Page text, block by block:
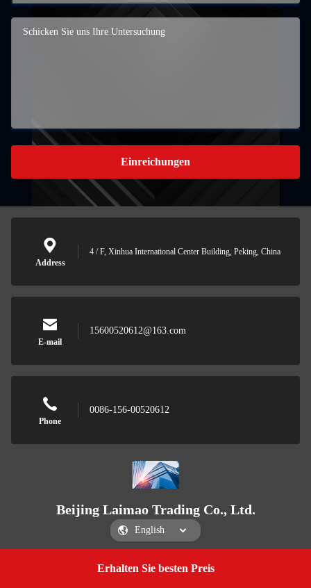
Erhalten Sie besten Preis
Einreichungen
Address
4 / F, Xinhua International Center Building, Peking, China
E-mail
15600520612@163.com
Phone
0086-156-00520612
Beijing Laimao Trading Co., Ltd.
Beijing Laimao Trading Co., Ltd.
Get a Quote